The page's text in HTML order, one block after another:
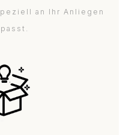
an Ihr Anliegen